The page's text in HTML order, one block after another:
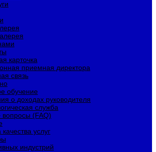
карточка
приемная директора
связь
обучение
о доходах руководителя
служба
вопросы (FAQ)
услуг
индустрий